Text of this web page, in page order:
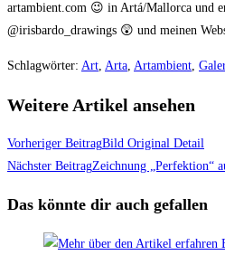
artambient.com 😉 in Artá/Mallorca und
@irisbardo_drawings 😲 und meinen
Schlagwörter: Art, Arta, Artambient,
Weitere Artikel ansehen
Vorheriger BeitragBild Original Detail
Nächster BeitragZeichnung „Perfektion“
Das könnte dir auch gefallen